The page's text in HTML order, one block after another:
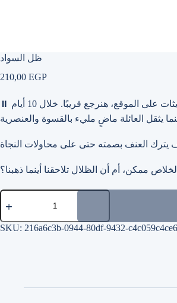
ظل السواد
210,00 EGP
⏸
الموقع، هنرجع قريبًا. خلال 10 أيام
ممكن، أم أن الظلال تلاحقنا أينما ذهبنا؟
ظل
السواد
SKU: 216a6c3b-0944-80df-9432-